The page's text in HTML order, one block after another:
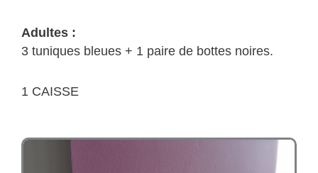
Adultes :
3 tuniques bleues + 1 paire de bottes noires.
1 CAISSE